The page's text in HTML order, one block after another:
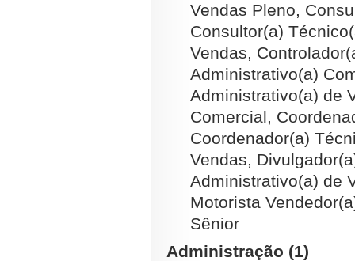
Vendas Pleno,
Consultor(a)
Vendas,
Administrativo(a)
Administrativo(a) de
Comercial,
Coordenador(a)
Vendas,
Administrativo(a) de
Motorista
Sênior
Administração (1)